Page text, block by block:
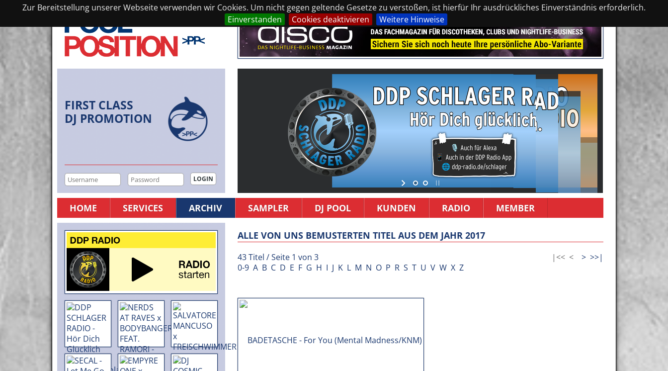
Zur Bereitstellung unserer Webseite verwenden wir Cookies. Um nicht gegen geltende Gesetze zu verstoßen, ist hierfür Ihr ausdrückliches Einverständnis erforderlich.
Einverstanden
Cookies deaktivieren Weitere Hinweise
FIRST CLASS
DJ PROMOTION
HOME SERVICES ARCHIV SAMPLER DJ POOL KUNDEN RADIO MEMBER
ALLE VON UNS BEMUSTERTEN TITEL AUS DEM JAHR 2017
43 Titel / Seite 1 von 3 |<< < > >>|
0-9 A B C D E F G H I J K L M N O P R S T U V W X Z